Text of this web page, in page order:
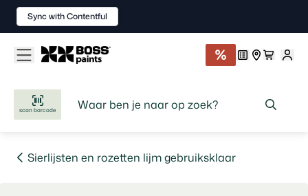
scan barcode
Sierlijsten en rozetten lijm gebruiksklaar
Sync with Contentful